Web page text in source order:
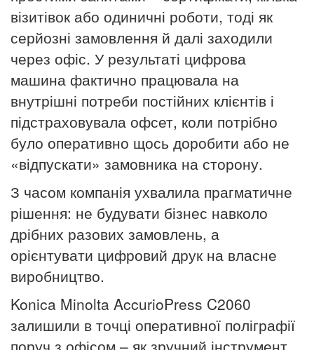
візитівок або одиничні роботи, тоді як
серйозні замовлення й далі заходили
через офіс. У результаті цифрова
машина фактично працювала на
внутрішні потреби постійних клієнтів і
підстраховувала офсет, коли потрібно
було оперативно щось доробити або не
«відпускати» замовника на сторону.
З часом компанія ухвалила прагматичне
рішення: не будувати бізнес навколо
дрібних разових замовлень, а
орієнтувати цифровий друк на власне
виробництво.
Konica Minolta AccurioPress C2060
залишили в точці оперативної поліграфії